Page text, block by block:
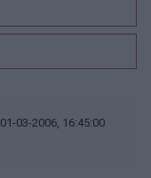
01-03-2006, 16:45:00